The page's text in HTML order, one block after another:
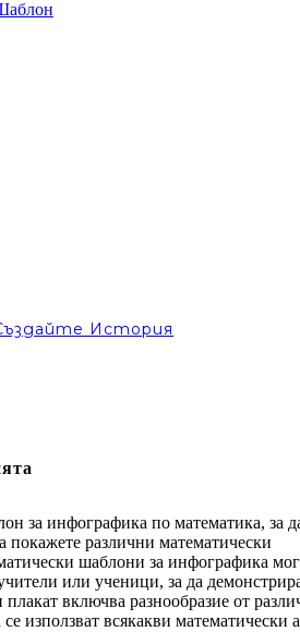
История
за инфографика по математика, за
покажете различни математически
шаблони за инфографика
или ученици, за да
плакат включва разнообразие от
използват всякакви математически